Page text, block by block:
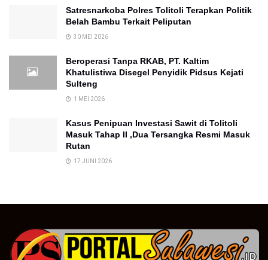
Satresnarkoba Polres Tolitoli Terapkan Politik
Belah Bambu Terkait Peliputan
30 MEI 2026
Beroperasi Tanpa RKAB, PT. Kaltim
Khatulistiwa Disegel Penyidik Pidsus Kejati
Sulteng
1 MEI 2026
Kasus Penipuan Investasi Sawit di Tolitoli
Masuk Tahap II ,Dua Tersangka Resmi Masuk
Rutan
17 JUNI 2026